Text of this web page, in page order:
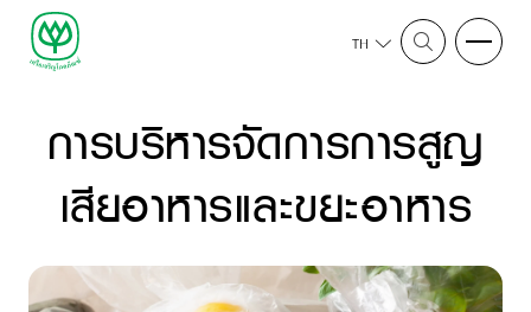
TH
การบริหารจัดการการสูญ
เสียอาหารและขยะอาหาร